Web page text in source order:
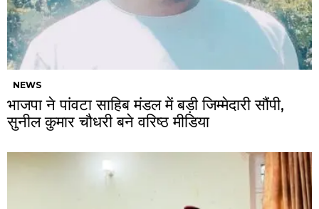
NEWS
भाजपा ने पांवटा साहिब मंडल में बड़ी जिम्मेदारी सौंपी,
सुनील कुमार चौधरी बने वरिष्ठ मीडिया